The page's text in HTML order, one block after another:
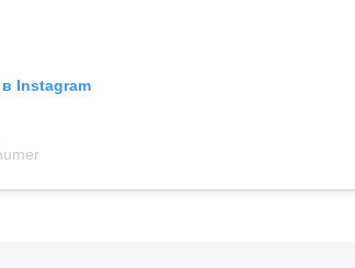
Instagram